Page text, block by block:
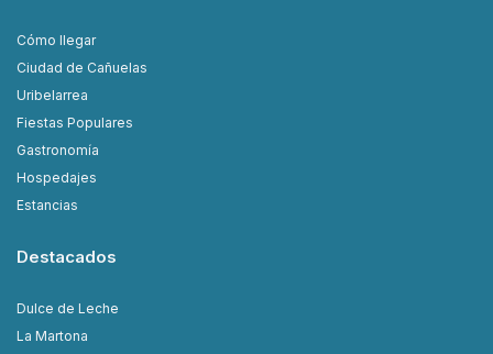
Cómo llegar
Ciudad de Cañuelas
Uribelarrea
Fiestas Populares
Gastronomía
Hospedajes
Estancias
Destacados
Dulce de Leche
La Martona